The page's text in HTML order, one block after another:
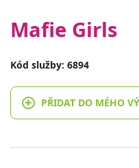
Mafie Girls
Kód služby: 6894
PŘIDAT DO MÉHO